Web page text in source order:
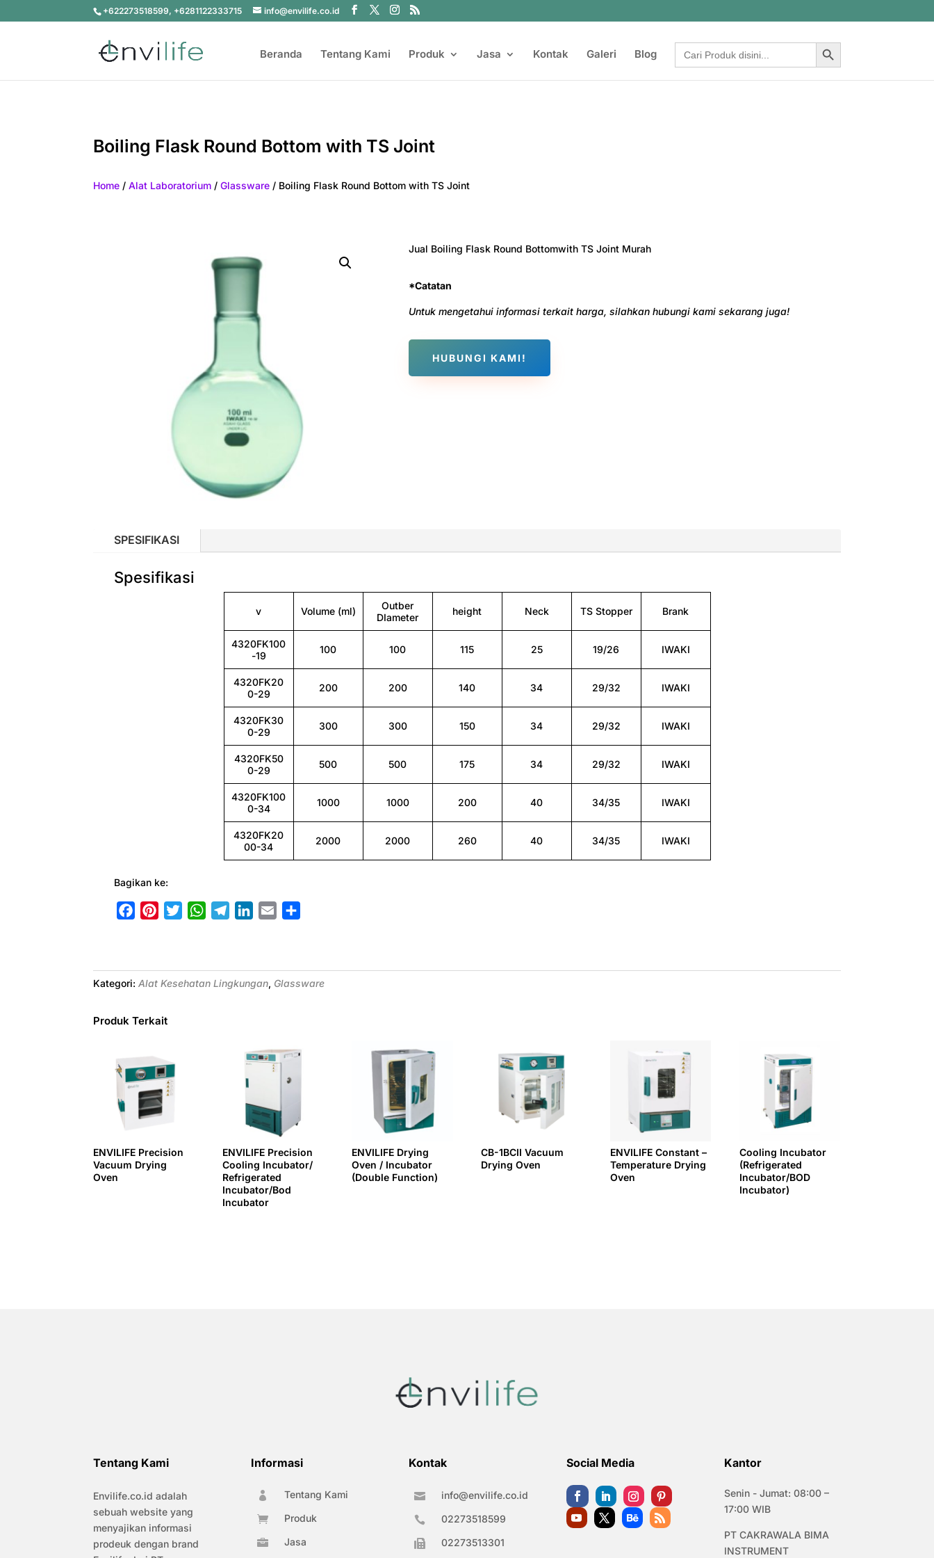
+622273518599, +6281122333715 info@envilife.co.id
Beranda Tentang Kami Produk Jasa Kontak Galeri Blog
Search
for:
Search Button
Boiling Flask Round Bottom with TS Joint
Home /Alat Laboratorium /Glassware / Boiling Flask Round Bottom with TS Joint
Jual Boiling Flask Round Bottomwith TS Joint Murah
*Catatan
Untuk mengetahui informasi terkait harga, silahkan hubungi kami sekarang juga!
HUBUNGI KAMI!
SPESIFIKASI
Spesifikasi
v Volume (ml)
Outber
DIameter
height Neck TS Stopper Brank
4320FK100
-19
100 100 115 25 19/26 IWAKI
4320FK20
0-29
200 200 140 34 29/32 IWAKI
4320FK30
0-29
300 300 150 34 29/32 IWAKI
4320FK50
0-29
500 500 175 34 29/32 IWAKI
4320FK100
0-34
1000 1000 200 40 34/35 IWAKI
4320FK20
00-34
2000 2000 260 40 34/35 IWAKI
Bagikan ke:
b
o
e
e
t
W
s
g
e
l
e
Kategori:Alat Kesehatan Lingkungan, Glassware
Produk Terkait
ENVILIFE Precision
Vacuum Drying
Oven
ENVILIFE Precision
Cooling Incubator/
Refrigerated
Incubator/Bod
Incubator
ENVILIFE Drying
Oven / Incubator
(Double Function)
CB-1BCII Vacuum
Drying Oven
ENVILIFE Constant –
Temperature Drying
Oven
Cooling Incubator
(Refrigerated
Incubator/BOD
Incubator)
Tentang Kami
Envilife.co.id adalah
sebuah website yang
menyajikan informasi
prodeuk dengan brand
Informasi
 Tentang Kami
 Produk
 Jasa
Kontak
 info@envilife.co.id
 02273518599
 02273513301
Social Media Kantor
Senin - Jumat: 08:00 –
17:00 WIB
PT CAKRAWALA BIMA
INSTRUMENT